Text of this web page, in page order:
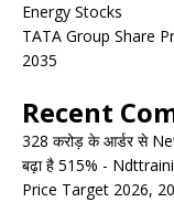
Energy Stocks
TATA Group Share
2035
Recent
328 करोड़ के आर्डर से
बढ़ा है 515% -
Price Target 2026,